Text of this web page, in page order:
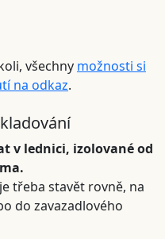
všechny možnosti si
na odkaz.
v lednici, izolované od
třeba stavět rovně, na
do zavazadlového